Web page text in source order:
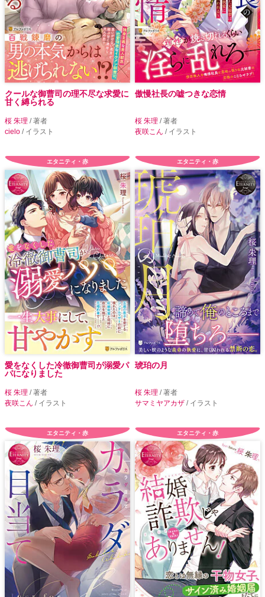
クールな御曹司の理不尽な求愛に
甘く縛られる
桜 朱理 / 著者
cielo / イラスト
傲慢社長の嘘つきな恋情
桜 朱理 / 著者
夜咲こん / イラスト
エタニティ・赤
愛をなくした冷徹御曹司が溺愛パ
パになりました
桜 朱理 / 著者
夜咲こん / イラスト
エタニティ・赤
琥珀の月
桜 朱理 / 著者
サマミヤアカザ / イラスト
エタニティ・赤 エタニティ・赤